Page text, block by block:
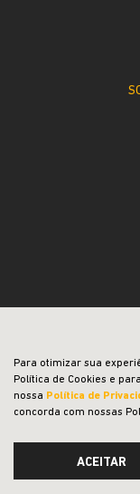
Para otimizar sua
Política de Cookies e
nossa Política de
concorda com nossas
ACEITAR